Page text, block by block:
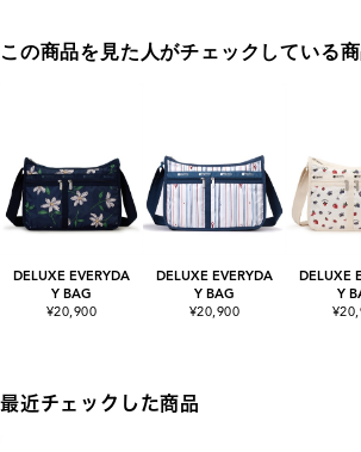
この商品を見た人がチェックしている
DELUXE EVERYDA
Y BAG
¥20,900
DELUXE EVERYDA
Y BAG
¥20,900
DELUXE
Y
最近チェックした商品